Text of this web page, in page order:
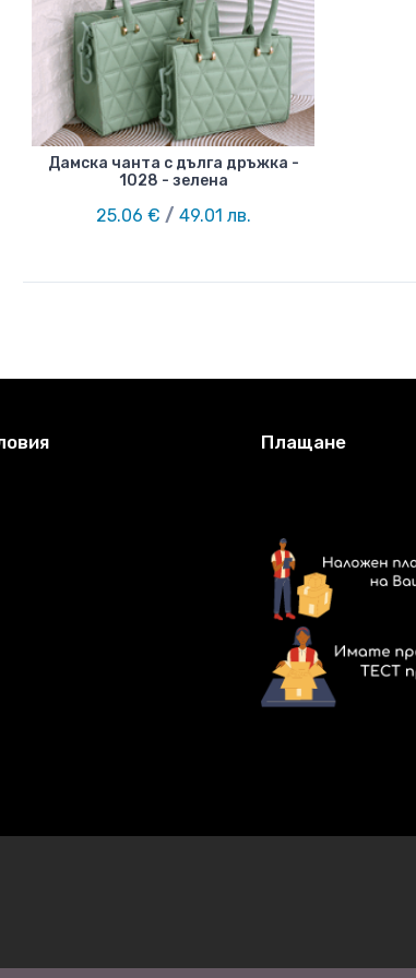
Дамска чанта с дълга дръжка -
1028 - зелена
25.06 € / 49.01 лв.
Плащане